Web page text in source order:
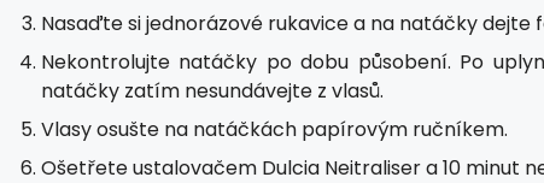
Nasaďte si jednorázové rukavice a na natáčky dejte
Nekontrolujte natáčky po dobu působení. Po
natáčky zatím nesundávejte z vlasů.
Vlasy osušte na natáčkách papírovým ručníkem.
Ošetřete ustalovačem Dulcia Neitraliser a 10 minut